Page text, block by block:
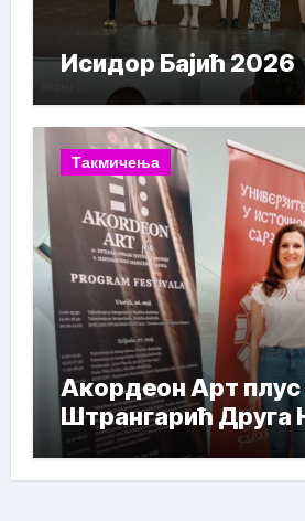
Исидор Бајић 2026
Такмичења
Акордеон Арт плус
Штрангарић Друга